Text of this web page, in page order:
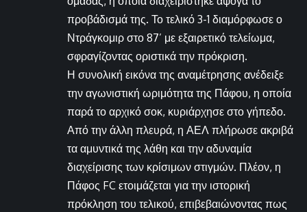
προβάδισμά της. Το τελικό 3-1 διαμόρφωσε ο
Ντράγκομιρ στο 87’ με εξαιρετικό τελείωμα,
σφραγίζοντας οριστικά την πρόκριση.
Η συνολική εικόνα της αναμέτρησης ανέδειξε
την αγωνιστική ωριμότητα της Πάφου, η οποία
παρά το αρχικό σοκ, κυριάρχησε στο γήπεδο.
Από την άλλη πλευρά, η ΑΕΛ πλήρωσε ακριβά
τα αμυντικά της λάθη και την αδυναμία
διαχείρισης των κρίσιμων στιγμών. Πλέον, η
Πάφος FC ετοιμάζεται για την ιστορική
πρόκληση του τελικού, επιβεβαιώνοντας πως